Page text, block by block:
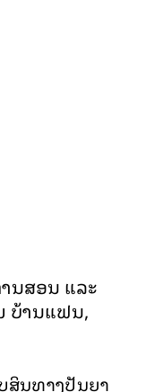
ນສອນ ແລະ
ບ້ານແຟນ,
ສິນທາງປັນຍາ